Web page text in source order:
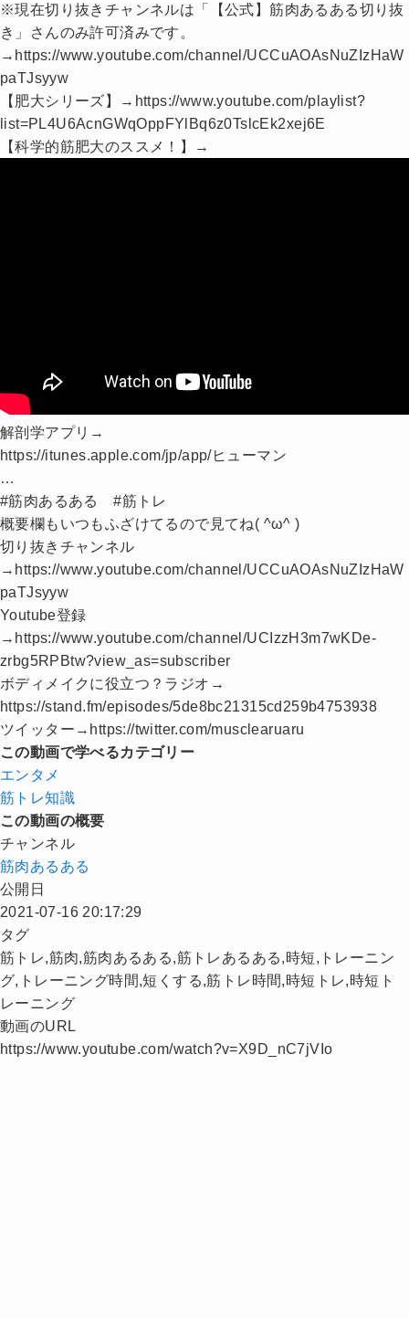
※現在切り抜きチャンネルは「【公式】筋肉あるある切り抜
き」さんのみ許可済みです。
→https://www.youtube.com/channel/UCCuAOAsNuZIzHaW
paTJsyyw
【肥大シリーズ】→https://www.youtube.com/playlist?
list=PL4U6AcnGWqOppFYlBq6z0TslcEk2xej6E
【科学的筋肥大のススメ！】→
解剖学アプリ→
https://itunes.apple.com/jp/app/ヒューマン
…
#筋肉あるある #筋トレ
概要欄もいつもふざけてるので見てね( ^ω^ )
切り抜きチャンネル
→https://www.youtube.com/channel/UCCuAOAsNuZIzHaW
paTJsyyw
Youtube登録
→https://www.youtube.com/channel/UCIzzH3m7wKDe-
zrbg5RPBtw?view_as=subscriber
ボディメイクに役立つ？ラジオ→​
https://stand.fm/episodes/5de8bc21315cd259b4753938
ツイッター→https://twitter.com/musclearuaru
この動画で学べるカテゴリー
エンタメ
筋トレ知識
この動画の概要
チャンネル
筋肉あるある
公開日
2021-07-16 20:17:29
タグ
筋トレ,筋肉,筋肉あるある,筋トレあるある,時短,トレーニン
グ,トレーニング時間,短くする,筋トレ時間,時短トレ,時短ト
レーニング
動画のURL
https://www.youtube.com/watch?v=X9D_nC7jVIo